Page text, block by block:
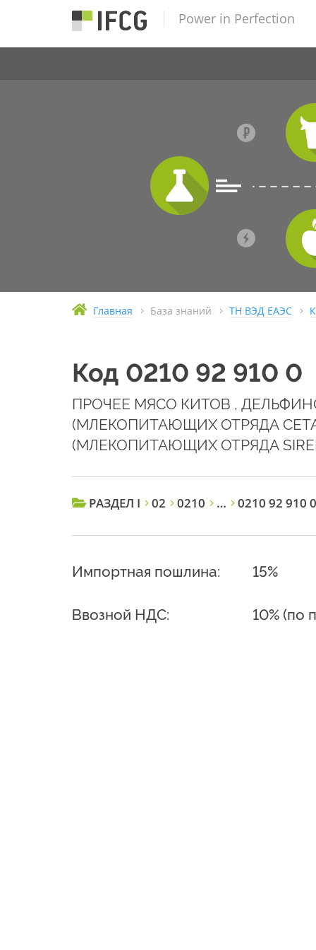
Power in Perfection
Главная База знаний ТН ВЭД ЕАЭС
Код 0210 92 910 0
ПРОЧЕЕ МЯСО КИТОВ ,
(МЛЕКОПИТАЮЩИХ ОТРЯДА
(МЛЕКОПИТАЮЩИХ ОТРЯДА
РАЗДЕЛ I 02 0210 … 0210 92 910 0
Импортная пошлина: 15%
Ввозной НДС: 10% (по